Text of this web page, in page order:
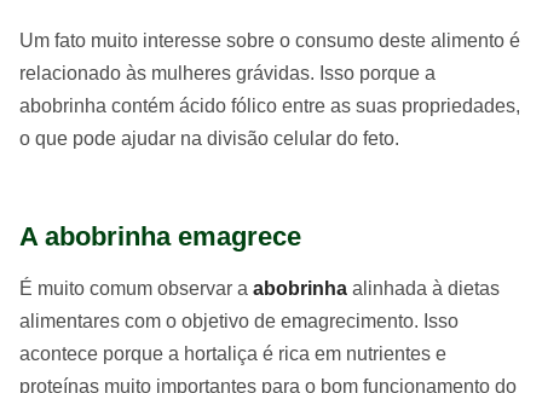
Um fato muito interesse sobre o consumo deste alimento é
relacionado às mulheres grávidas. Isso porque a
abobrinha contém ácido fólico entre as suas propriedades,
o que pode ajudar na divisão celular do feto.
A abobrinha emagrece
É muito comum observar a abobrinha alinhada à dietas
alimentares com o objetivo de emagrecimento. Isso
acontece porque a hortaliça é rica em nutrientes e
proteínas muito importantes para o bom funcionamento do